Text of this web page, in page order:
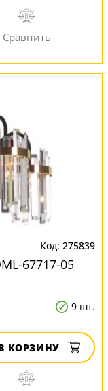
275839
67717-05
9 шт.
КОРЗИНУ